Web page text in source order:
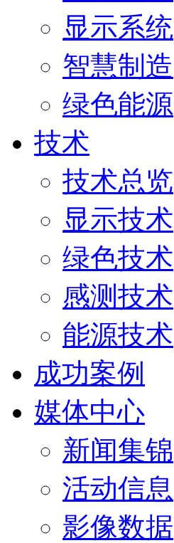
显示系统
智慧制造
绿色能源
技术
技术总览
显示技术
绿色技术
感测技术
能源技术
成功案例
媒体中心
新闻集锦
活动信息
影像数据